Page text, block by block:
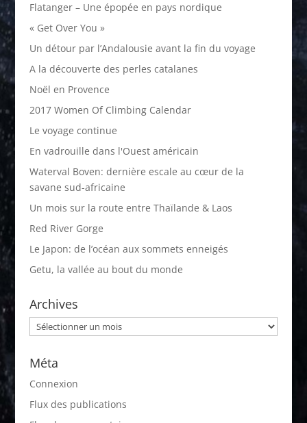
Flatanger – Une épopée en pays nordique
« Get Over You »
Un détour par l’Andalousie avant la fin du voyage
A la découverte des perles catalanes
Noël en Provence
2017 Women Of Climbing Calendar
Le voyage continue
En vadrouille dans l'Ouest américain
Waterval Boven: dernière escale au cœur de la
savane sud-africaine
Un mois sur la route entre Thaïlande & Laos
Red River Gorge
Le Japon: de l’océan aux sommets enneigés
Getu, la vallée au bout du monde
Archives
Archives
Méta
Connexion
Flux des publications